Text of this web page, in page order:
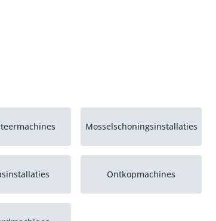
Mosselschoningsinstallaties
Ontkopmachines